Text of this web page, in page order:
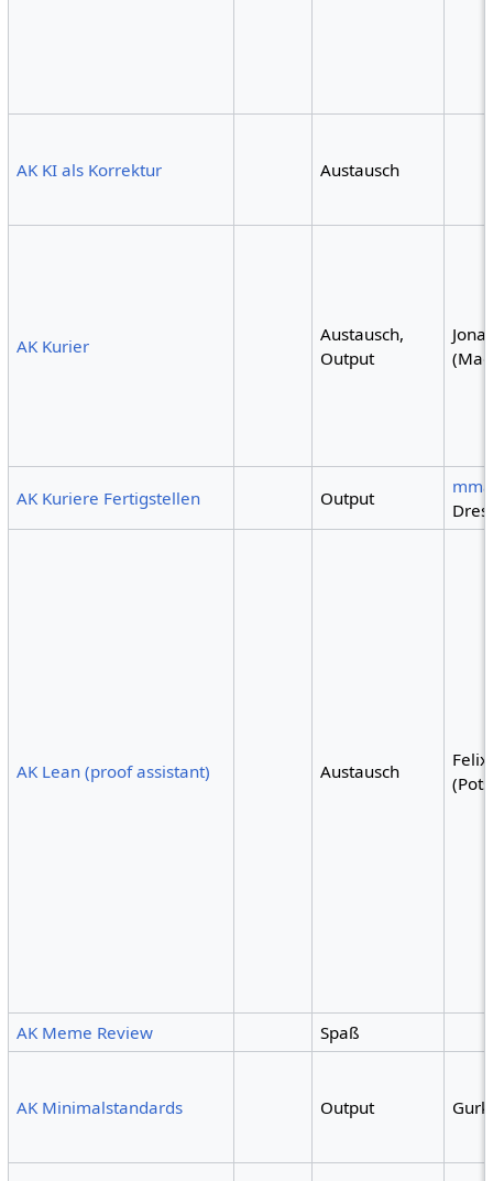
AK KI als Korrektur Austausch
AK Kurier
Austausch,
Output
AK Kuriere Fertigstellen Output
AK Lean (proof assistant) Austausch
Felix
AK Meme Review Spaß
AK Minimalstandards Output